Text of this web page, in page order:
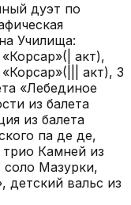
дуэт по
Училища:
акт),
акт), 3
«Лебединое
из балета
из балета
па де де,
Камней из
соло Мазурки,
детский вальс из